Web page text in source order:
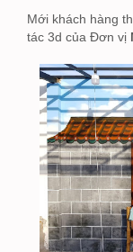
Mới khách hàng
tác 3d của Đơn vị